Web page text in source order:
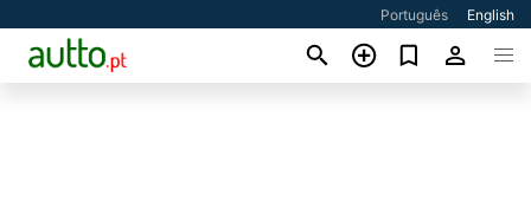
Português English